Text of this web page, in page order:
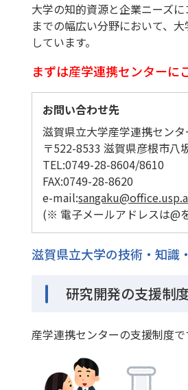
大学の知的資源と企業ニーズ
までの幅広い分野において、
しています。
まずは産学連携センターに
お問い合わせ先
滋賀県立大学産学連携センタ
〒522-8533 滋賀県彦根市八
TEL:0749-28-8604/8610
FAX:0749-28-8620
e-mail:
(※ 電子メールアドレスは@
滋賀県立大学の技術・知識
研究開発の支援制度
産学連携センターの支援制度